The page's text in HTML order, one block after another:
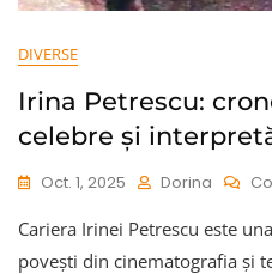
DIVERSE
Irina Petrescu:
celebre și
Oct. 1, 2025 Dorina
Cariera Irinei Petrescu este
povești din cinematografia și